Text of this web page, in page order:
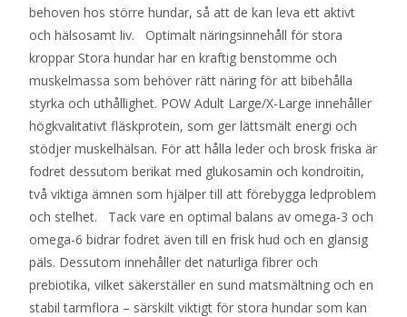
behoven hos större hundar, så att de kan leva ett aktivt
och hälsosamt liv. Optimalt näringsinnehåll för stora
kroppar Stora hundar har en kraftig benstomme och
muskelmassa som behöver rätt näring för att bibehålla
styrka och uthållighet. POW Adult Large/X-Large innehåller
högkvalitativt fläskprotein, som ger lättsmält energi och
stödjer muskelhälsan. För att hålla leder och brosk friska är
fodret dessutom berikat med glukosamin och kondroitin,
två viktiga ämnen som hjälper till att förebygga ledproblem
och stelhet. Tack vare en optimal balans av omega-3 och
omega-6 bidrar fodret även till en frisk hud och en glansig
päls. Dessutom innehåller det naturliga fibrer och
prebiotika, vilket säkerställer en sund matsmältning och en
stabil tarmflora – särskilt viktigt för stora hundar som kan